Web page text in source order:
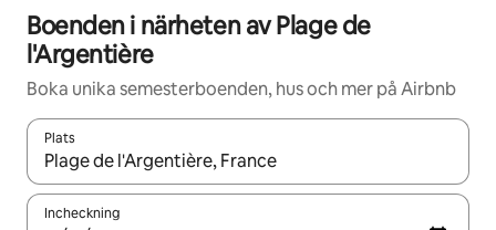
Boenden i närheten av Plage de
l'Argentière
Boka unika semesterboenden, hus och mer på Airbnb
Plats
När resultaten är tillgängliga kan du navigera med upp- och
Incheckning